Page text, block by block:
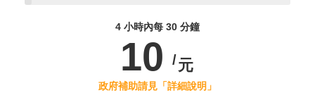
4 小時內每 30 分鐘
10